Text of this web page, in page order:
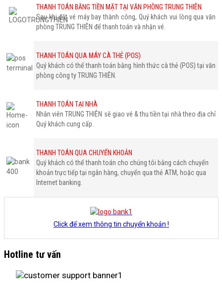
THANH TOÁN BẰNG TIỀN MẶT TẠI VĂN PHÒNG TRUNG THIÊN
Sau khi đặt vé máy bay thành công, Quý khách vui lòng qua văn
phòng TRUNG THIÊN để thanh toán và nhận vé.
THANH TOÁN QUA MÁY CÀ THẺ (POS)
Quý khách có thể thanh toán bằng hình thức cà thẻ (POS) tại văn
phòng công ty TRUNG THIÊN.
THANH TOÁN TẠI NHÀ
Nhân viên TRUNG THIÊN sẽ giao vé & thu tiền tại nhà theo địa chỉ
Quý khách cung cấp.
THANH TOÁN QUA CHUYỂN KHOẢN
Quý khách có thể thanh toán cho chúng tôi bằng cách chuyển
khoản trực tiếp tại ngân hàng, chuyển qua thẻ ATM, hoặc qua
Internet banking.
Click để xem thông tin chuyển khoản !
Hotline tư vấn